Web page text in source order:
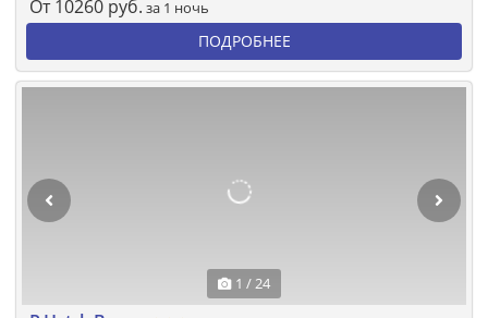
От 10260 руб. за 1 ночь
ПОДРОБНЕЕ
1 / 24